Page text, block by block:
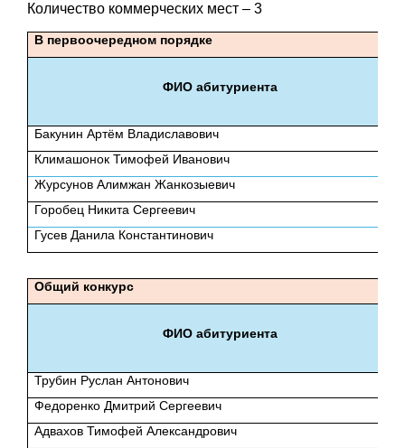
Количество коммерческих мест – 3
В первоочередном порядке
ФИО абитуриента
Бакунин Артём Владиславович
Климашонок Тимофей Иванович
Журсунов Алимжан Жанкозыевич
Горобец Никита Сергеевич
Гусев Данила Константинович
Общий конкурс
ФИО абитуриента
Трубин Руслан Антонович
Федоренко Дмитрий Сергеевич
Адвахов Тимофей Александрович